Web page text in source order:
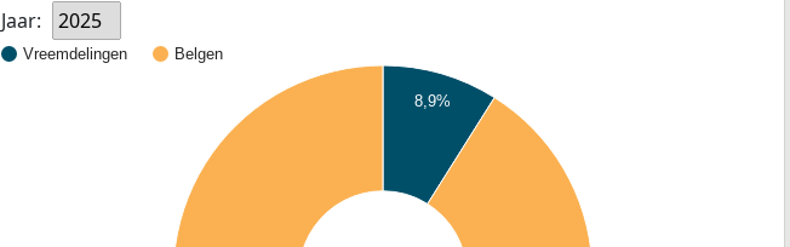
Jaar:
2025
Vreemdelingen Belgen
8,9%